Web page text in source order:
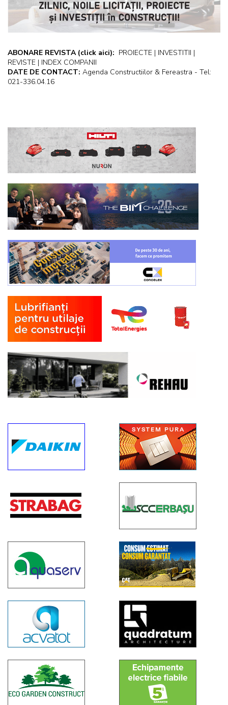
ABONARE REVISTA (click aici): PROIECTE | INVESTITII |
REVISTE | INDEX COMPANII
DATE DE CONTACT: Agenda Constructiilor & Fereastra - Tel:
021-336.04.16